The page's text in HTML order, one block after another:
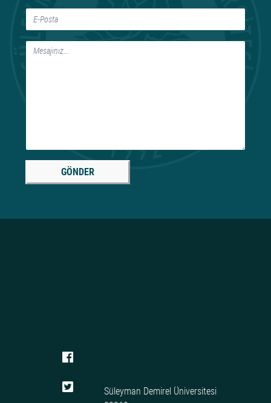
GÖNDER
Süleyman Demirel Üniversitesi